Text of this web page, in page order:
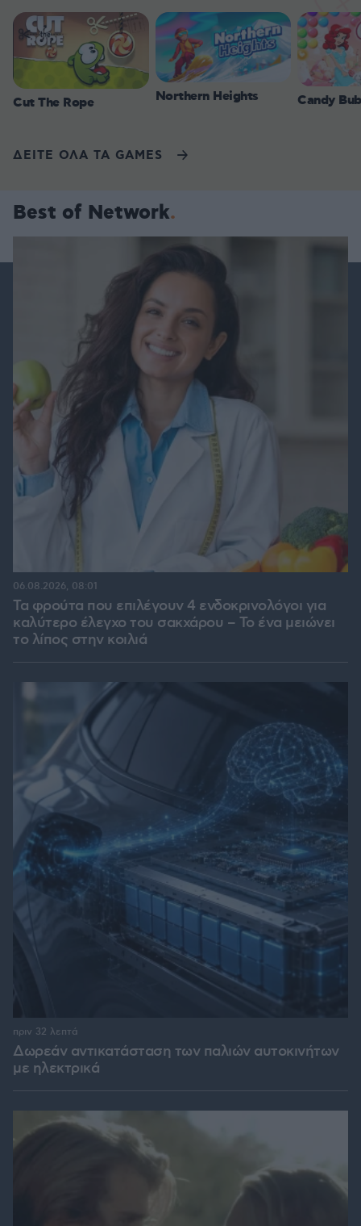
Cut The Rope Northern Heights Candy
ΔΕΙΤΕ ΟΛΑ ΤΑ GAMES
Best of Network
Τα φρούτα που επιλέγουν 4 ενδοκρινολόγοι για
καλύτερο έλεγχο του σακχάρου – Το ένα μειώνει
το λίπος στην κοιλιά
06.08.2026, 08:01
Δωρεάν αντικατάσταση των παλιών αυτοκινήτων
με ηλεκτρικά
πριν 32 λεπτά